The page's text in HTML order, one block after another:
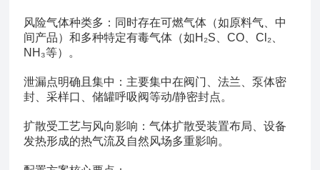
风险气体种类多：同时存在可燃气体（如原料气、中
间产品）和多种特定有毒气体（如H₂S、CO、Cl₂、
NH₃等）。
泄漏点明确且集中：主要集中在阀门、法兰、泵体密
封、采样口、储罐呼吸阀等动/静密封点。
扩散受工艺与风向影响：气体扩散受装置布局、设备
发热形成的热气流及自然风场多重影响。